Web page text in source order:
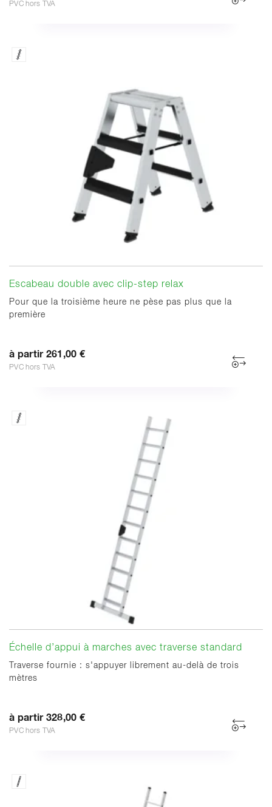
PVC hors TVA
Escabeau double avec clip-step relax
Pour que la troisième heure ne pèse pas plus que la
première
à partir 261,00 €
PVC hors TVA
Échelle d’appui à marches avec traverse standard
Traverse fournie : s'appuyer librement au-delà de trois
mètres
à partir 328,00 €
PVC hors TVA